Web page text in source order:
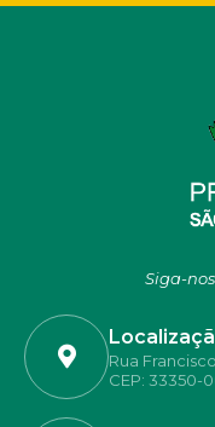
Siga-nos
Rua
CEP: 33350-